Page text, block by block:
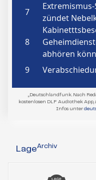
„Deutschlandfunk. Nach
kostenlosen DLF Audiothek
Infos unter
LageArchiv